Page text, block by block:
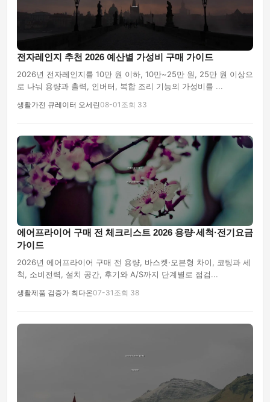
전자레인지 추천 2026 예산별 가성비 구매 가이드
2026년 전자레인지를 10만 원 이하, 10만~25만 원, 25만 원 이상으
로 나눠 용량과 출력, 인버터, 복합 조리 기능의 가성비를 ...
생활가전 큐레이터 오세린08-01 조회 33
에어프라이어 구매 전 체크리스트 2026 용량·세척·전기요금
가이드
2026년 에어프라이어 구매 전 용량, 바스켓·오븐형 차이, 코팅과 세
척, 소비전력, 설치 공간, 후기와 A/S까지 단계별로 점검...
생활제품 검증가 최다온07-31 조회 38